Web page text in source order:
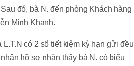
đó, bà N. đến phòng Khách hàng
Minh Khanh.
có 2 sổ tiết kiệm kỳ hạn gửi đều
hồ sơ nhận thấy bà N. có biểu